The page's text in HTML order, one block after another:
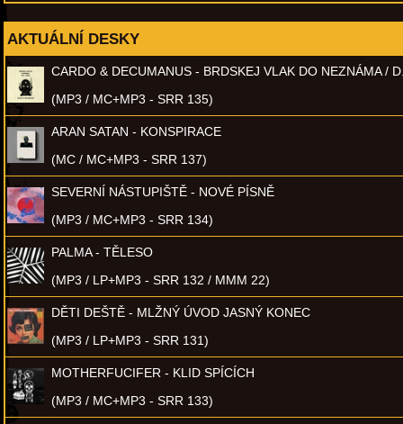
AKTUÁLNÍ DESKY
CARDO & DECUMANUS - BRDSKEJ VLAK DO NEZNÁMA /
(MP3 / MC+MP3 - SRR 135)
ARAN SATAN - KONSPIRACE
(MC / MC+MP3 - SRR 137)
SEVERNÍ NÁSTUPIŠTĚ - NOVÉ PÍSNĚ
(MP3 / MC+MP3 - SRR 134)
PALMA - TĚLESO
(MP3 / LP+MP3 - SRR 132 / MMM 22)
DĚTI DEŠTĚ - MLŽNÝ ÚVOD JASNÝ KONEC
(MP3 / LP+MP3 - SRR 131)
MOTHERFUCIFER - KLID SPÍCÍCH
(MP3 / MC+MP3 - SRR 133)